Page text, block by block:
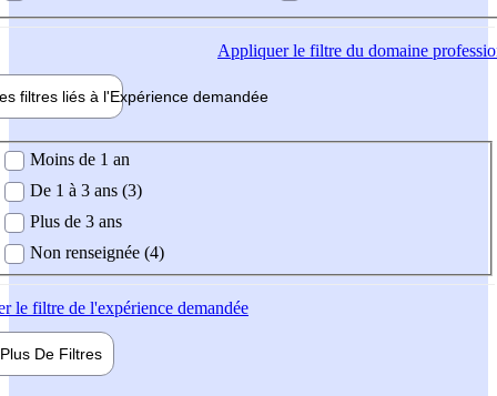
Appliquerle filtre du domaine
filtres liés à l'Expérience demandée
demandée
Moins de 1 an
De 1 à 3 ans (3)
Plus de 3 ans
Non renseignée (4)
le filtre de l'expérience demandée
Plus De Filtres